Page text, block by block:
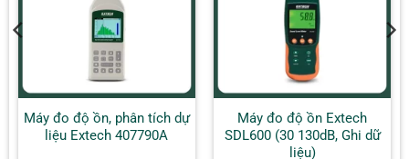
Máy đo độ ồn, phân tích dự
liệu Extech 407790A
Máy đo độ ồn Extech
SDL600 (30 130dB, Ghi dữ
liệu)